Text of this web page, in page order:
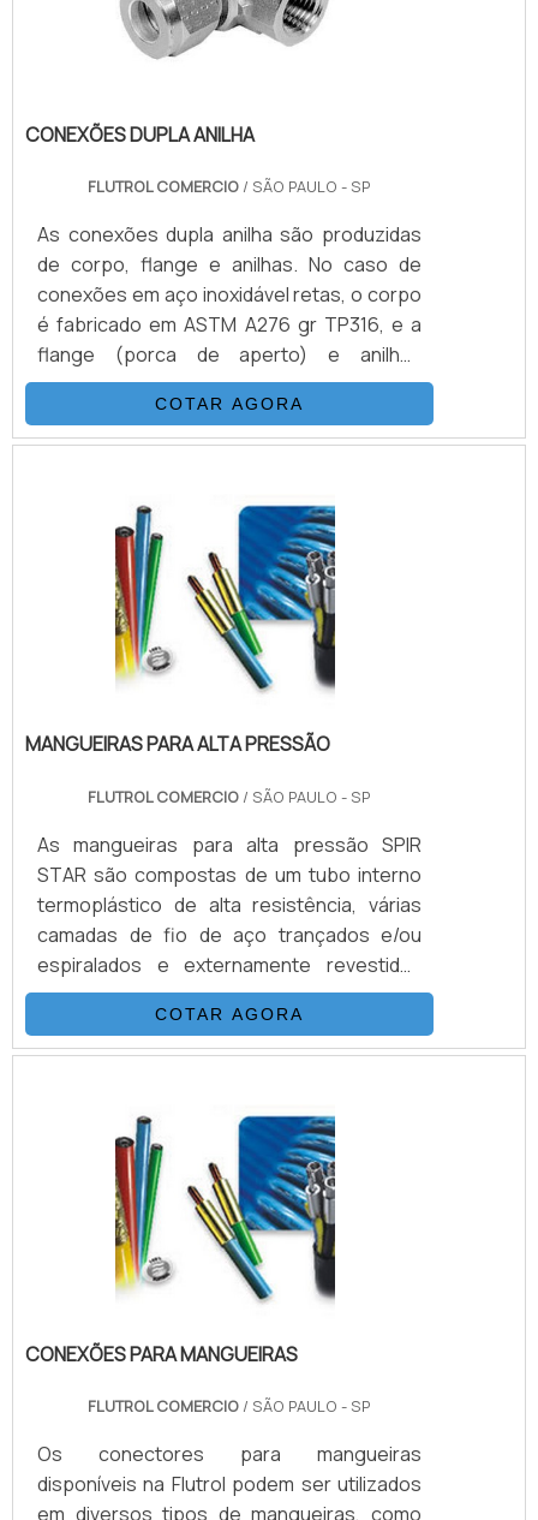
propriedades: Desenvolv.
CONEXÕES DUPLA ANILHA
FLUTROL COMERCIO / SÃO PAULO - SP
As conexões dupla anilha são produzidas
de corpo, flange e anilhas. No caso de
conexões em aço inoxidável retas, o corpo
é fabricado em ASTM A276 gr TP316, e a
flange (porca de aperto) e anilhas
(dianteira e traseira) também é fabricada
em ASTM A276 gr TP316, porém, com
tratamento de nitretação na anilha
O PRODUTOEste tipo de produto garante
um endurecimento externo muito grande,
contudo, mantém a flexibilidade interna da
anilha, garantindo um funcionamento .
COTAR AGORA
MANGUEIRAS PARA ALTA PRESSÃO
FLUTROL COMERCIO / SÃO PAULO - SP
As mangueiras para alta pressão SPIR
STAR são compostas de um tubo interno
termoplástico de alta resistência, várias
camadas de fio de aço trançados e/ou
espiralados e externamente revestidas
com uma capa de poliamida (nylon) ou
poliuretano. Esta combinação, adicionada a
um processo único de trançagem
flexível, que possui as seguintes
propriedades: Desenvolvida para alta e
altíssimas pressões (3.200 Bar) Excelentes
características de vazão Baixa expansão
COTAR AGORA
CONEXÕES PARA MANGUEIRAS
FLUTROL COMERCIO / SÃO PAULO - SP
Os conectores para mangueiras
disponíveis na Flutrol podem ser utilizados
em diversos tipos de mangueiras, como